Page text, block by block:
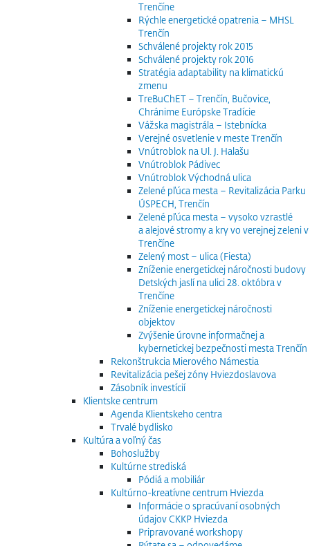
Trenčíne
Rýchle energetické opatrenia – MHSL
Trenčín
Schválené projekty rok 2015
Schválené projekty rok 2016
Stratégia adaptability na klimatickú
zmenu
TreBuChET – Trenčín, Bučovice,
Chránime Európske Tradície
Vážska magistrála – Istebnícka
Verejné osvetlenie v meste Trenčín
Vnútroblok na Ul. J. Halašu
Vnútroblok Pádivec
Vnútroblok Východná ulica
Zelené pľúca mesta – Revitalizácia Parku
ÚSPECH, Trenčín
Zelené pľúca mesta – vysoko vzrastlé
a alejové stromy a kry vo verejnej zeleni v
Trenčíne
Zelený most – ulica (Fiesta)
Zníženie energetickej náročnosti budovy
Detských jaslí na ulici 28. októbra v
Trenčíne
Zníženie energetickej náročnosti
objektov
Zvýšenie úrovne informačnej a
kybernetickej bezpečnosti mesta Trenčín
Rekonštrukcia Mierového Námestia
Revitalizácia pešej zóny Hviezdoslavova
Zásobník investícií
Klientske centrum
Agenda Klientskeho centra
Trvalé bydlisko
Kultúra a voľný čas
Bohoslužby
Kultúrne strediská
Pódiá a mobiliár
Kultúrno-kreatívne centrum Hviezda
Informácie o spracúvaní osobných
údajov CKKP Hviezda
Pripravované workshopy